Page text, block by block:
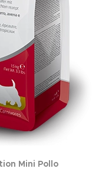
Mini Pollo